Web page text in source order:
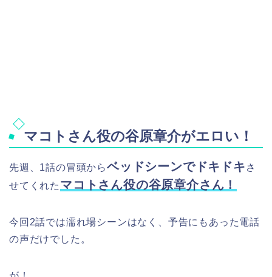
マコトさん役の谷原章介がエロい！
先週、1話の冒頭からベッドシーンでドキドキ さ
せてくれた マコトさん役の谷原章介さん！
今回2話では濡れ場シーンはなく、予告にもあった電話
の声だけでした。